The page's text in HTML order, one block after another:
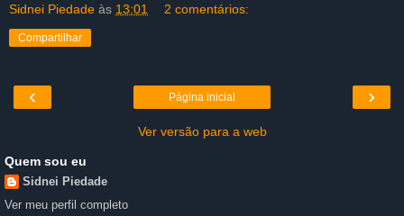
Sidnei Piedade às 13:01 2 comentários:
Compartilhar
‹ ›
Página inicial
Ver versão para a web
Quem sou eu
Sidnei Piedade
Ver meu perfil completo